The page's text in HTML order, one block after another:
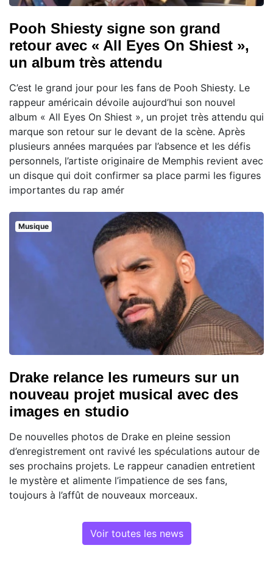
Pooh Shiesty signe son grand
retour avec « All Eyes On Shiest »,
un album très attendu
C’est le grand jour pour les fans de Pooh Shiesty. Le
rappeur américain dévoile aujourd’hui son nouvel
album « All Eyes On Shiest », un projet très attendu qui
marque son retour sur le devant de la scène. Après
plusieurs années marquées par l’absence et les défis
personnels, l’artiste originaire de Memphis revient avec
un disque qui doit confirmer sa place parmi les figures
importantes du rap amér
Musique
Drake relance les rumeurs sur un
nouveau projet musical avec des
images en studio
De nouvelles photos de Drake en pleine session
d’enregistrement ont ravivé les spéculations autour de
ses prochains projets. Le rappeur canadien entretient
le mystère et alimente l’impatience de ses fans,
toujours à l’affût de nouveaux morceaux.
Voir toutes les news